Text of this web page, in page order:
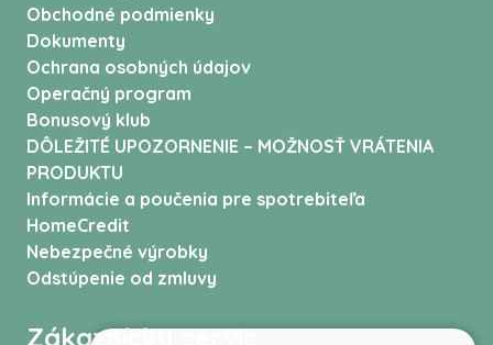
Obchodné podmienky
Dokumenty
Ochrana osobných údajov
Operačný program
Bonusový klub
DÔLEŽITÉ UPOZORNENIE – MOŽNOSŤ VRÁTENIA
PRODUKTU
Informácie a poučenia pre spotrebiteľa
HomeCredit
Nebezpečné výrobky
Odstúpenie od zmluvy
Zákaznícky servis